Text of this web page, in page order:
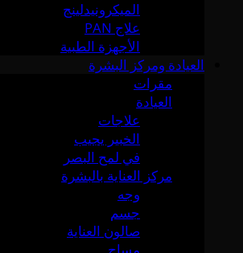
الميكرونيدلينج
علاج PAN
الأجهزة الطبية
العيادة ومركز البشرة
مقرات
العيادة
علاجات
الخبير يجيب
في لمح البصر
مركز العناية بالبشرة
وجه
جسم
صالون العناية